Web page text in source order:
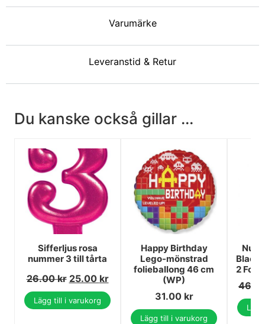
Varumärke
Leveranstid & Retur
Du kanske också gillar ...
Sifferljus rosa
nummer 3 till tårta
26.00kr 25.00 kr
Lägg till i varukorg
Happy Birthday
Lego-mönstrad
folieballong 46 cm
(WP)
31.00 kr
Lägg till i varukorg
Black
2